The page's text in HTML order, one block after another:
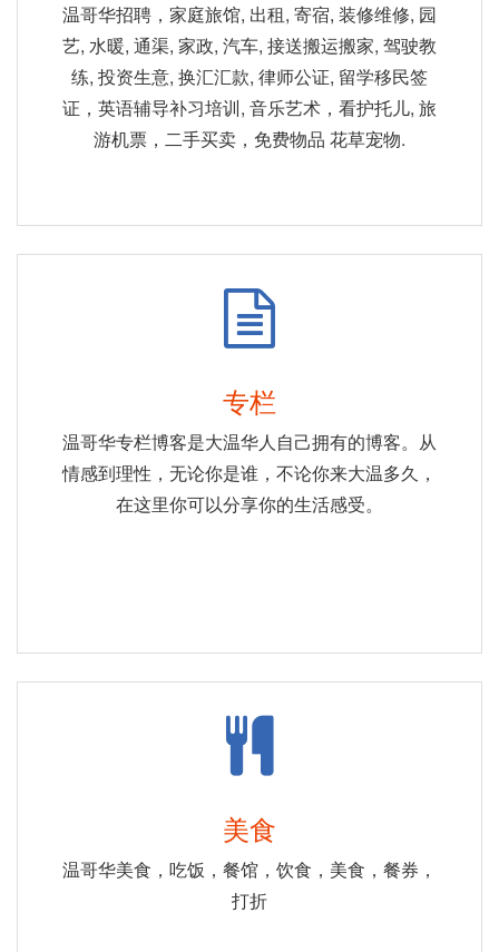
温哥华招聘，家庭旅馆, 出租, 寄宿, 装修维修, 园
艺, 水暖, 通渠, 家政, 汽车, 接送搬运搬家, 驾驶教
练, 投资生意, 换汇汇款, 律师公证, 留学移民签
证，英语辅导补习培训, 音乐艺术，看护托儿, 旅
游机票，二手买卖，免费物品 花草宠物.
专栏
温哥华专栏博客是大温华人自己拥有的博客。从
情感到理性，无论你是谁，不论你来大温多久，
在这里你可以分享你的生活感受。
美食
温哥华美食，吃饭，餐馆，饮食，美食，餐券，
打折